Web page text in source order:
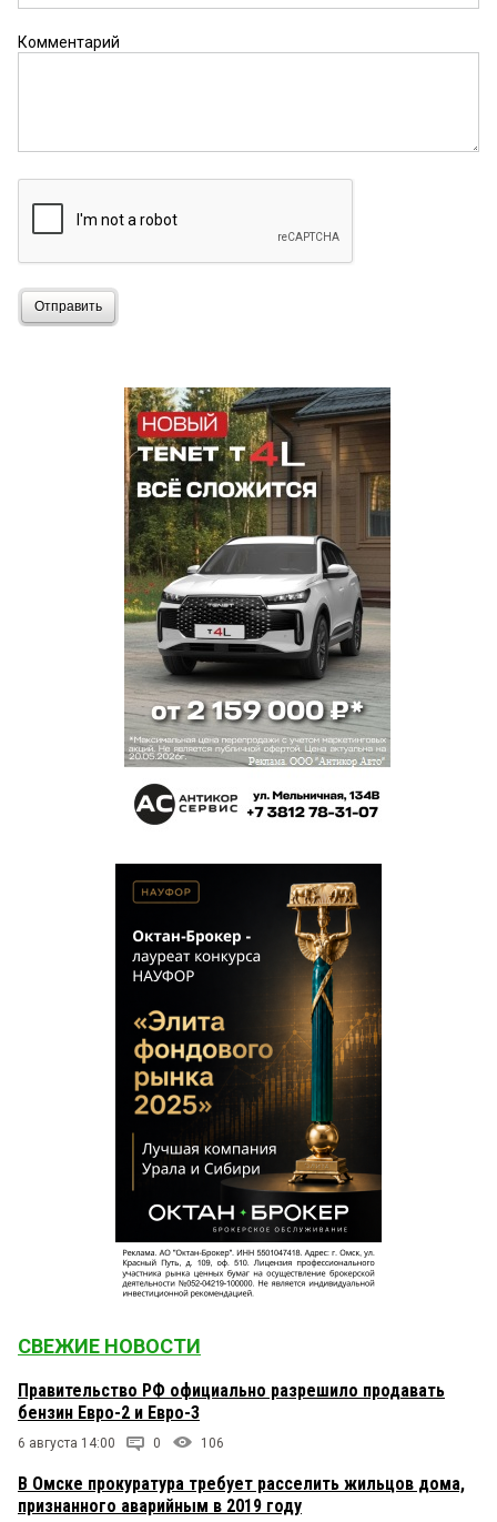
Комментарий
Отправить
СВЕЖИЕ НОВОСТИ
Правительство РФ официально разрешило продавать
бензин Евро-2 и Евро-3
6 августа 14:00 0 106
В Омске прокуратура требует расселить жильцов дома,
признанного аварийным в 2019 году